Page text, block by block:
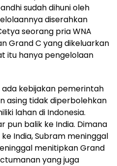
sudah dihuni oleh
diserahkan
seorang pria WNA
Grand C yang dikeluarkan
itu hanya pengelolaan
ada kebijakan pemerintah
asing tidak diperbolehkan
lahan di Indonesia.
pun balik ke India. Dimana
India, Subram meninggal
menitipkan Grand
yang juga